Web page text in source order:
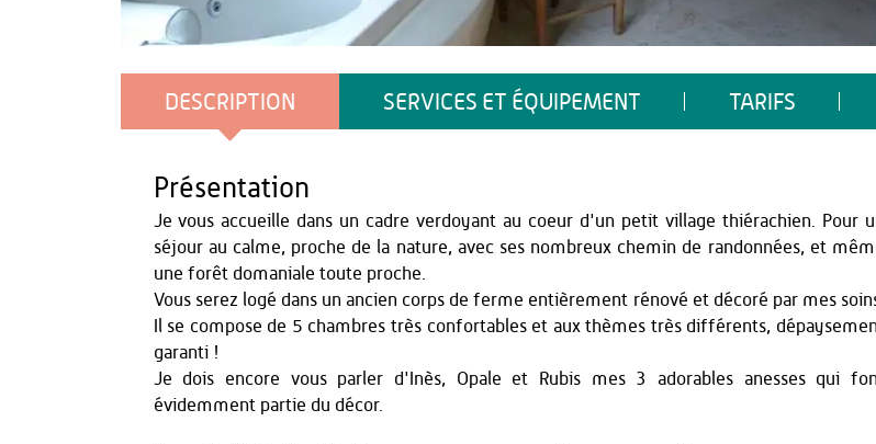
DESCRIPTION SERVICES ET ÉQUIPEMENT TARIFS
Présentation
Je vous accueille dans un cadre verdoyant au coeur d'un petit village thiérachien. Pour
séjour au calme, proche de la nature, avec ses nombreux chemin de randonnées, et
une forêt domaniale toute proche.
Vous serez logé dans un ancien corps de ferme entièrement rénové et décoré par mes
Il se compose de 5 chambres très confortables et aux thèmes très différents,
garanti !
Je dois encore vous parler d'Inès, Opale et Rubis mes 3 adorables anesses qui
évidemment partie du décor.